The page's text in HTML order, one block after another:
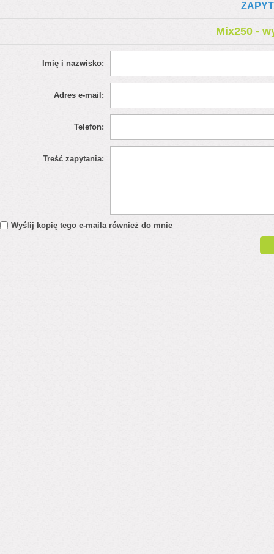
Mix250 -
Imię i nazwisko:
Adres e-mail:
Telefon:
Treść zapytania:
Wyślij kopię tego e-maila również do mnie